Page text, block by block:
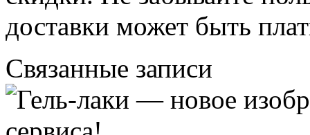
доставки может быть
Связанные записи